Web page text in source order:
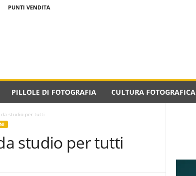
PUNTI VENDITA
PILLOLE DI FOTOGRAFIA CULTURA FOTOGRAFICA
da studio per tutti
studio per tutti